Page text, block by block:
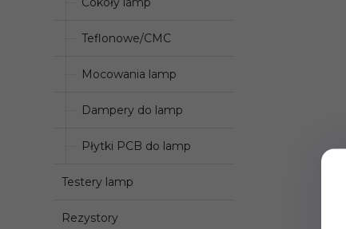
Teflonowe/CMC
Mocowania lamp
Dampery do lamp
Płytki PCB do lamp
Testery lamp
Rezystory